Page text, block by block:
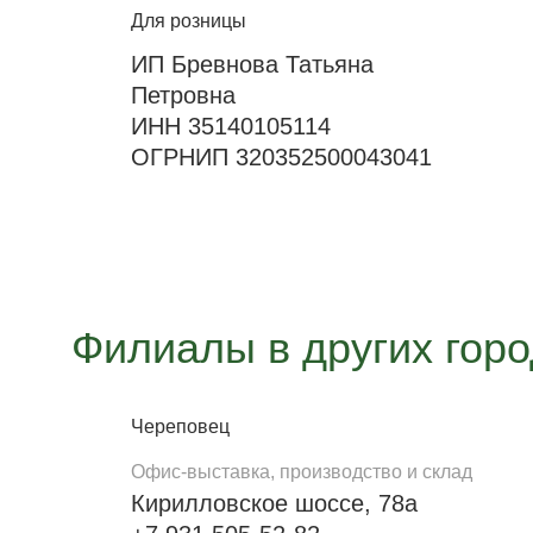
Для розницы
ИП Бревнова Татьяна
Петровна
ИНН 35140105114
ОГРНИП 320352500043041
Филиалы в других
Череповец
Офис-выставка, производство и склад
Кирилловское шоссе, 78а